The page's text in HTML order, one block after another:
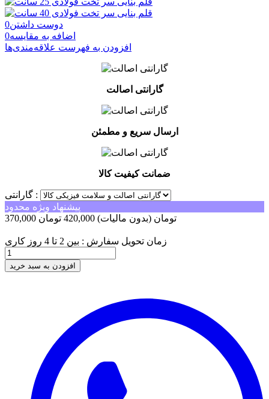
دوست داشتن0
اضافه به مقایسه0
افزودن به فهرست علاقه‌مندی‌ها
گارانتی اصالت
ارسال سریع و مطمئن
ضمانت کیفیت کالا
گارانتی :
پیشنهاد ویژه محدود
370,000 تومان (بدون مالیات) 420,000 تومان
زمان تحویل سفارش : بین 2 تا 4 روز کاری
افزودن به سبد خرید